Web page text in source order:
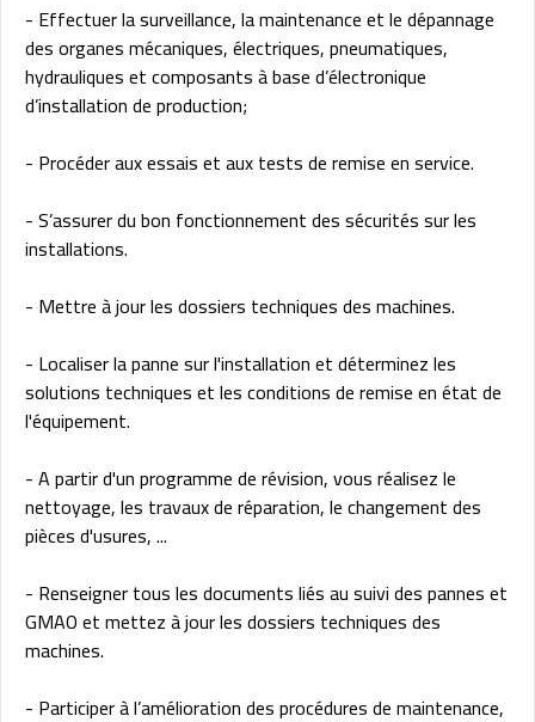
- Effectuer la surveillance, la maintenance et le dépannage
des organes mécaniques, électriques, pneumatiques,
hydrauliques et composants à base d’électronique
d’installation de production;
- Procéder aux essais et aux tests de remise en service.
- S’assurer du bon fonctionnement des sécurités sur les
installations.
- Mettre à jour les dossiers techniques des machines.
- Localiser la panne sur l'installation et déterminez les
solutions techniques et les conditions de remise en état de
l'équipement.
- A partir d'un programme de révision, vous réalisez le
nettoyage, les travaux de réparation, le changement des
pièces d'usures, ...
- Renseigner tous les documents liés au suivi des pannes et
GMAO et mettez à jour les dossiers techniques des
machines.
- Participer à l’amélioration des procédures de maintenance,